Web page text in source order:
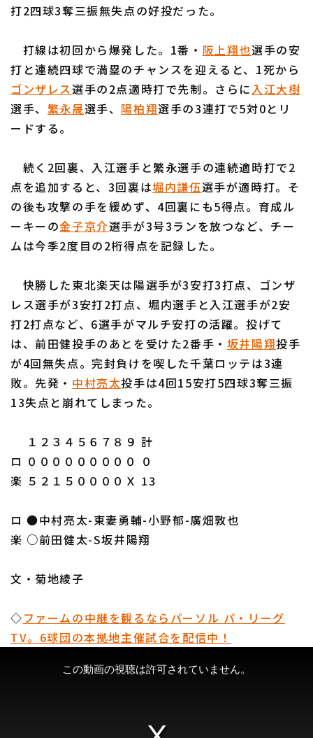
利用規約 プライバシーポリシー
運営会社（別ウィンドウで開く） よくある質問
打2四球3奪三振無失点の好投だった。
打線は初回から爆発した。1番・ 阪上翔也選手の安
打と連続四球で満塁のチャンスを迎えると、1死から
ゴンザレス選手の2点適時打で先制。さらに入江大樹
選手、 繁永晟選手、 陽柏翔選手の3連打で5対0とリ
ードする。
続く2回裏、入江選手と繁永選手の連続適時打で2
点を追加すると、3回裏は堀内謙伍選手が適時打。そ
の後も攻撃の手を緩めず、4回裏にも5得点。育成ル
ーキーの金子京介選手が3号3ランを放つなど、チー
ムは今季2度目の2桁得点を記録した。
快勝した東北楽天は陽選手が3安打3打点、ゴンザ
レス選手が3安打2打点、堀内選手と入江選手が2安
打2打点など、6選手がマルチ安打の活躍。投げて
は、前田健投手のあとを受けた2番手・ 坂井陽翔投手
が4回無失点。完封負けを喫した千葉ロッテは3連
敗。先発・ 中村亮太投手は4回15安打5四球3奪三振
13失点と崩れてしまった。
１２３４５６７８９ 計
ロ ０００００００００ ０
楽 ５２１５００００Ｘ 13
ロ ●中村亮太-東妻勇輔-小野郁-廣畑敦也
楽 ○前田健太-S坂井陽翔
文・菊地綾子
◇ファームの中継を観るならパーソル パ・リーグ
TV。6球団の本拠地主催試合を配信中！